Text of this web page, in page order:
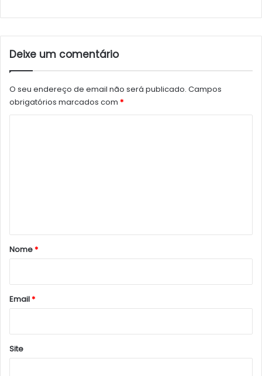
Deixe um comentário
O seu endereço de email não será publicado. Campos
obrigatórios marcados com *
r
*
Nome*
Email*
Site